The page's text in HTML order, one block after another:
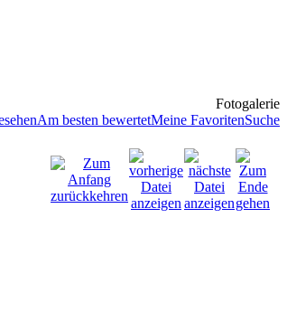
Fotogalerie
Am besten bewertetMeine FavoritenSuche